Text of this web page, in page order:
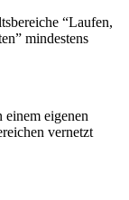
“Laufen,
mindestens
eigenen
vernetzt